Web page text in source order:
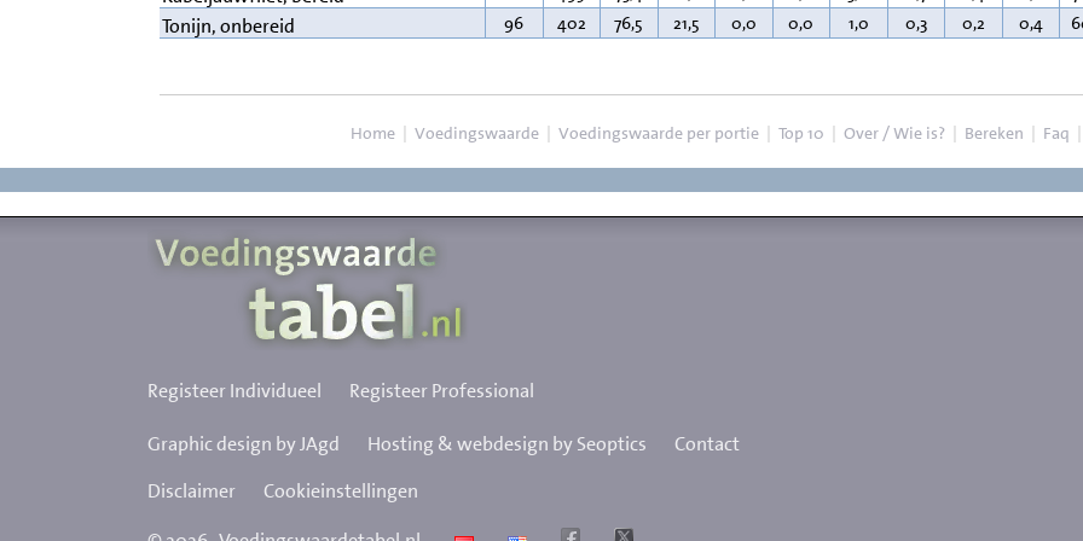
Tonijn, onbereid 96 402 76,5 21,5 0,0 0,0 1,0 0,3 0,2 0,4
Home | Voedingswaarde | Voedingswaarde per portie | Top 10 | Over / Wie is? | Bereken | Faq |
Registeer Individueel Registeer Professional
Graphic design by JAgd Hosting & webdesign by Seoptics
Contact
Disclaimer
Cookieinstellingen